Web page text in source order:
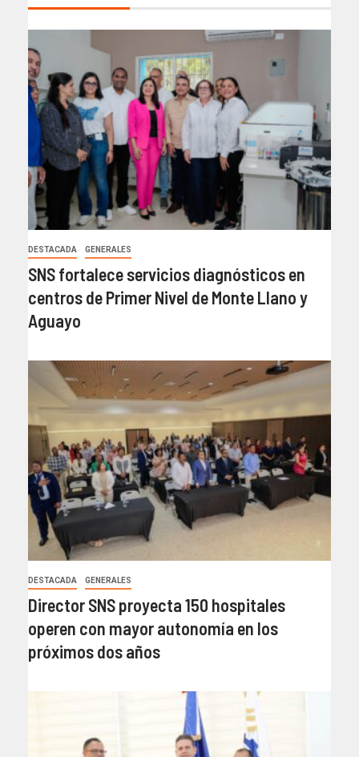
DESTACADA GENERALES
SNS fortalece servicios diagnósticos en
centros de Primer Nivel de Monte Llano y
Aguayo
DESTACADA GENERALES
Director SNS proyecta 150 hospitales
operen con mayor autonomía en los
próximos dos años